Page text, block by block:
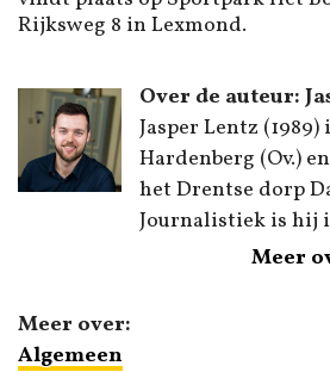
Rijksweg 8 in Lexmond.
Over de auteur:
Jasper Lentz
Hardenberg (Ov.)
het Drentse dorp
Journalistiek is hij
Meer
Meer over:
Algemeen